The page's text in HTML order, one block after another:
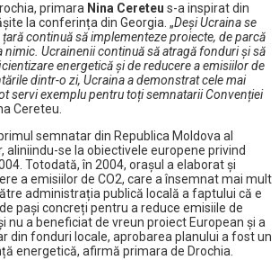
primara Nina Cereteu s-a inspirat din
la conferința din Georgia. „Deși Ucraina se
continuă să implementeze proiecte, de parcă
nimic. Ucrainenii continuă să atragă fonduri și să
energetică și de reducere a emisiilor de
dintr-o zi, Ucraina a demonstrat cele mai
servi exemplu pentru toți semnatarii Convenției
Cereteu.
semnatar din Republica Moldova al
aliniindu-se la obiectivele europene privind
Totodată, în 2004, orașul a elaborat și
a emisiilor de CO2, care a însemnat mai mult
administrația publică locală a faptului că e
pași concreți pentru a reduce emisiile de
nu a beneficiat de vreun proiect European și a
din fonduri locale, aprobarea planului a fost un
energetică, afirmă primara de Drochia.